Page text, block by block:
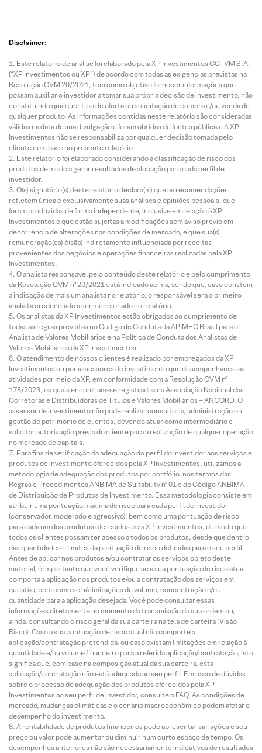
Disclaimer:
Este relatório de análise foi elaborado pela XP Investimentos CCTVM S.A.
(“XP Investimentos ou XP”) de acordo com todas as exigências previstas na
Resolução CVM 20/2021, tem como objetivo fornecer informações que
possam auxiliar o investidor a tomar sua própria decisão de investimento, não
constituindo qualquer tipo de oferta ou solicitação de compra e/ou venda de
qualquer produto. As informações contidas neste relatório são consideradas
válidas na data de sua divulgação e foram obtidas de fontes públicas. A XP
Investimentos não se responsabiliza por qualquer decisão tomada pelo
cliente com base no presente relatório.
Este relatório foi elaborado considerando a classificação de risco dos
produtos de modo a gerar resultados de alocação para cada perfil de
investidor.
O(s) signatário(s) deste relatório declara(m) que as recomendações
refletem única e exclusivamente suas análises e opiniões pessoais, que
foram produzidas de forma independente, inclusive em relação à XP
Investimentos e que estão sujeitas a modificações sem aviso prévio em
decorrência de alterações nas condições de mercado, e que sua(s)
remuneração(es) é(são) indiretamente influenciada por receitas
provenientes dos negócios e operações financeiras realizadas pela XP
Investimentos.
O analista responsável pelo conteúdo deste relatório e pelo cumprimento
da Resolução CVM nº 20/2021 está indicado acima, sendo que, caso constem
a indicação de mais um analista no relatório, o responsável será o primeiro
analista credenciado a ser mencionado no relatório.
Os analistas da XP Investimentos estão obrigados ao cumprimento de
todas as regras previstas no Código de Conduta da APIMEC Brasil para o
Analista de Valores Mobiliários e na Política de Conduta dos Analistas de
Valores Mobiliários da XP Investimentos.
O atendimento de nossos clientes é realizado por empregados da XP
Investimentos ou por assessores de investimento que desempenham suas
atividades por meio da XP, em conformidade com a Resolução CVM nº
178/2023, os quais encontram-se registrados na Associação Nacional das
Corretoras e Distribuidoras de Títulos e Valores Mobiliários – ANCORD. O
assessor de investimento não pode realizar consultoria, administração ou
gestão de patrimônio de clientes, devendo atuar como intermediário e
solicitar autorização prévia do cliente para a realização de qualquer operação
no mercado de capitais.
Para fins de verificação da adequação do perfil do investidor aos serviços e
produtos de investimento oferecidos pela XP Investimentos, utilizamos a
metodologia de adequação dos produtos por portfólio, nos termos das
Regras e Procedimentos ANBIMA de Suitability nº 01 e do Código ANBIMA
de Distribuição de Produtos de Investimento. Essa metodologia consiste em
atribuir uma pontuação máxima de risco para cada perfil de investidor
(conservador, moderado e agressivo), bem como uma pontuação de risco
para cada um dos produtos oferecidos pela XP Investimentos, de modo que
todos os clientes possam ter acesso a todos os produtos, desde que dentro
das quantidades e limites da pontuação de risco definidas para o seu perfil.
Antes de aplicar nos produtos e/ou contratar os serviços objeto deste
material, é importante que você verifique se a sua pontuação de risco atual
comporta a aplicação nos produtos e/ou a contratação dos serviços em
questão, bem como se há limitações de volume, concentração e/ou
quantidade para a aplicação desejada. Você pode consultar essas
informações diretamente no momento da transmissão da sua ordem ou,
ainda, consultando o risco geral da sua carteira na tela de carteira (Visão
Risco). Caso a sua pontuação de risco atual não comporte a
aplicação/contratação pretendida, ou caso existam limitações em relação à
quantidade e/ou volume financeiro para a referida aplicação/contratação, isto
significa que, com base na composição atual da sua carteira, esta
aplicação/contratação não está adequada ao seu perfil. Em caso de dúvidas
sobre o processo de adequação dos produtos oferecidos pela XP
Investimentos ao seu perfil de investidor, consulte o FAQ. As condições de
mercado, mudanças climáticas e o cenário macroeconômico podem afetar o
desempenho do investimento.
A rentabilidade de produtos financeiros pode apresentar variações e seu
preço ou valor pode aumentar ou diminuir num curto espaço de tempo. Os
desempenhos anteriores não são necessariamente indicativos de resultados